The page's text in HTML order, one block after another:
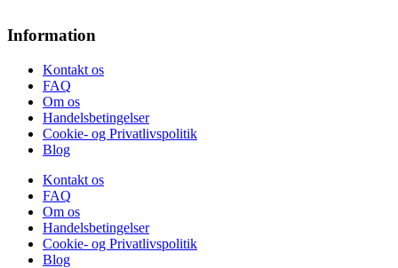
Information
Kontakt os
FAQ
Om os
Handelsbetingelser
Cookie- og Privatlivspolitik
Blog
Kontakt os
FAQ
Om os
Handelsbetingelser
Cookie- og Privatlivspolitik
Blog